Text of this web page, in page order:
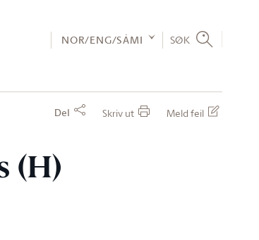
NOR/ENG/SÁMI SØK
Del Skriv ut Meld feil
(H)